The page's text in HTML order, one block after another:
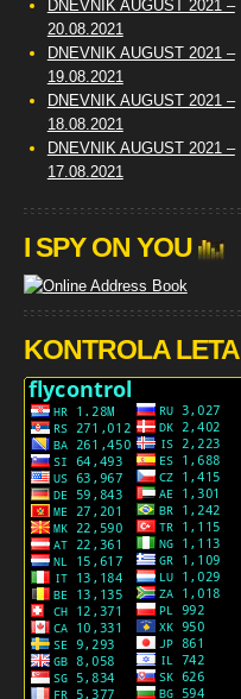
DNEVNIK AUGUST 2021 –
20.08.2021
DNEVNIK AUGUST 2021 –
19.08.2021
DNEVNIK AUGUST 2021 –
18.08.2021
DNEVNIK AUGUST 2021 –
17.08.2021
I SPY ON YOU
KONTROLA LETA